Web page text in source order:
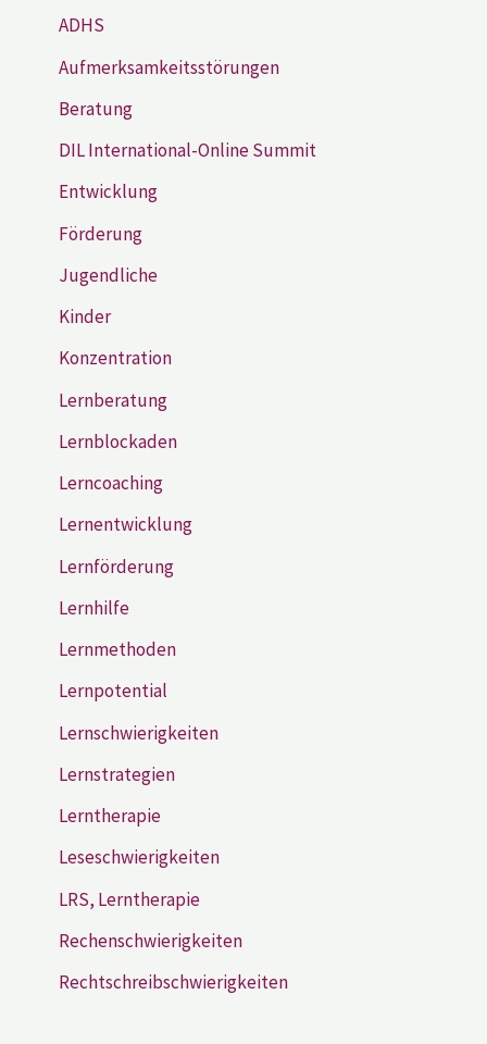
ADHS
Aufmerksamkeitsstörungen
Beratung
DIL International-Online Summit
Entwicklung
Förderung
Jugendliche
Kinder
Konzentration
Lernberatung
Lernblockaden
Lerncoaching
Lernentwicklung
Lernförderung
Lernhilfe
Lernmethoden
Lernpotential
Lernschwierigkeiten
Lernstrategien
Lerntherapie
Leseschwierigkeiten
LRS, Lerntherapie
Rechenschwierigkeiten
Rechtschreibschwierigkeiten